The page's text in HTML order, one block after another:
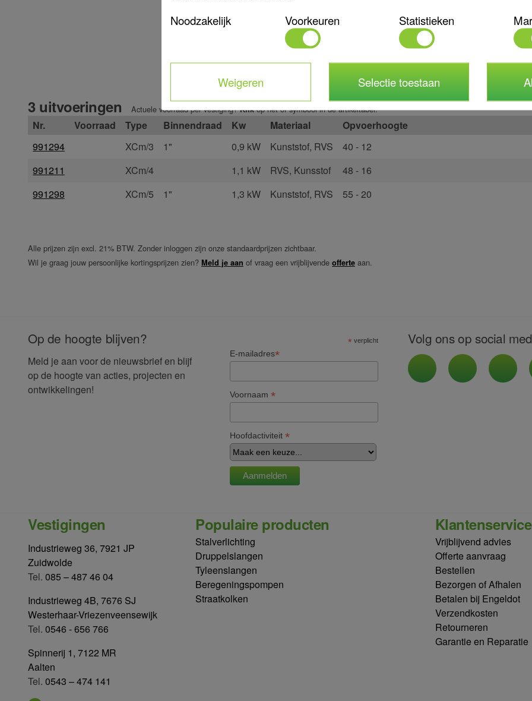
Opvoerhoogte
Volt
Garantie
Keurmerk(en)
3 uitvoeringen Actuele voorraad per vestiging?Klikop hetofsymbool in de artikeltabel.
Nr. Voorraad Type Binnendraad Kw Materiaal Opvoerhoogte
991294
XCm/3 1" 0,9 kW Kunststof, RVS 40 - 12
991211
XCm/4 1,1 kW RVS, Kunsstof 48 - 16
991298
XCm/5 1" 1,3 kW Kunststof, RVS 55 - 20
Alle prijzen zijn excl. 21% BTW. Zonder inloggen zijn onze standaardprijzen zichtbaar.
Wil je graag jouw persoonlijke kortingsprijzen zien? Meld je aan of vraag een vrijblijvende offerte aan.
Op de hoogte blijven?
Meld je aan voor de nieuwsbrief en blijf
op de hoogte van acties, projecten en
ontwikkelingen!
* verplicht
E-mailadres*
Voornaam *
Hoofdactiviteit *
Volg ons op social
Vestigingen
Industrieweg 36, 7921 JP
Zuidwolde
Tel. 085 – 487 46 04
Industrieweg 4B, 7676 SJ
Westerhaar-Vriezenveensewijk
Tel. 0546 - 656 766
Spinnerij 1, 7122 MR
Aalten
Tel. 0543 – 474 141
Populaire producten
Stalverlichting
Druppelslangen
Tyleenslangen
Beregeningspompen
Straatkolken
Klantenservice
Vrijblijvend advies
Offerte aanvraag
Bestellen
Bezorgen of Afhalen
Betalen bij Engeldot
Verzendkosten
Retourneren
Garantie en Reparatie
Noodzakelijk Voorkeuren Statistieken
Weigeren Selectie toestaan